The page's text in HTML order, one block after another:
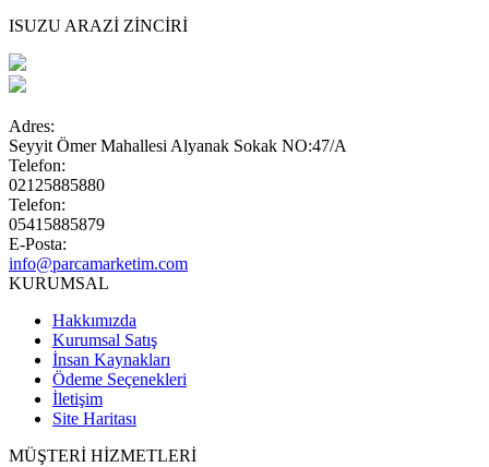
ISUZU ARAZİ ZİNCİRİ
Adres:
Seyyit Ömer Mahallesi Alyanak Sokak NO:47/A
Telefon:
02125885880
Telefon:
05415885879
E-Posta:
info@parcamarketim.com
KURUMSAL
Hakkımızda
Kurumsal Satış
İnsan Kaynakları
Ödeme Seçenekleri
İletişim
Site Haritası
MÜŞTERİ HİZMETLERİ